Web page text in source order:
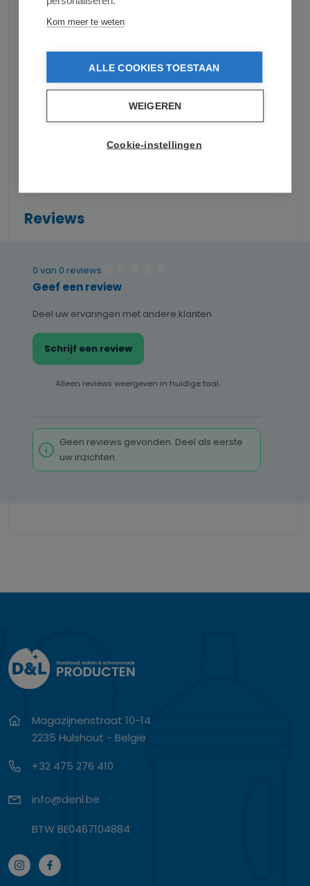
Open: 41 x 32,5 x 104 cm. (b x d x h)
Tas: 38 x 19 x 60 cm. (b x d x h)
Productnummer:ROLSERJEA031ROJO
Reviews
0 van 0 reviews
Gemiddelde waardering van 0 van 5 sterren
Geef een review
Deel uw ervaringen met andere klanten.
Schrijf een review
Alleen reviews weergeven in huidige taal.
Geen reviews gevonden. Deel als eerste
uw inzichten.
Magazijnenstraat 10-14
2235 Hulshout - België
+32 475 276 410
info@denl.be
BTW BE0467104884
Kom meer te weten
ALLE COOKIES TOESTAAN
WEIGEREN
Cookie-instellingen